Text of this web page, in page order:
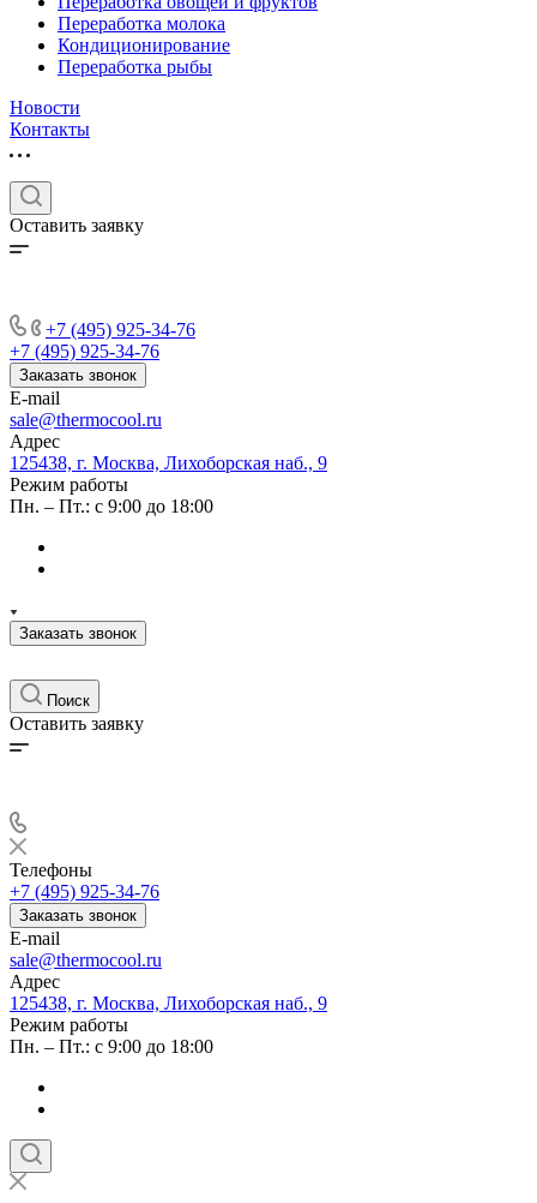
Переработка молока
Кондиционирование
Переработка рыбы
Новости
Контакты
Оставить заявку
+7 (495) 925-34-76
+7 (495) 925-34-76
Заказать звонок
E-mail
sale@thermocool.ru
Адрес
125438, г. Москва, Лихоборская наб., 9
Режим работы
Пн. – Пт.: с 9:00 до 18:00
Заказать звонок
Поиск
Оставить заявку
Телефоны
+7 (495) 925-34-76
Заказать звонок
E-mail
sale@thermocool.ru
Адрес
125438, г. Москва, Лихоборская наб., 9
Режим работы
Пн. – Пт.: с 9:00 до 18:00